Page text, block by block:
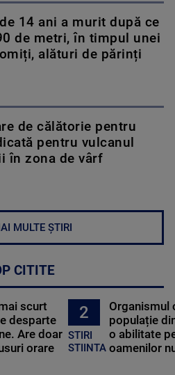
14 ani a murit după ce
de metri, în timpul unei
alături de părinți
de călătorie pentru
pentru vulcanul
în zona de vârf
MULTE ȘTIRI
CITITE
scurt
desparte
Are doar
orare
2
STIRI
STIINTA
Organismul
populație
o abilitate
oamenilor